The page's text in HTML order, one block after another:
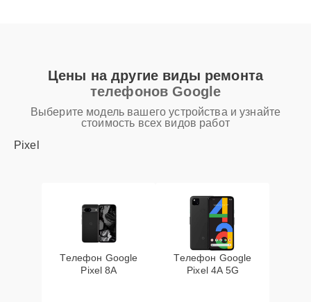
Цены на другие виды ремонта
телефонов Google
Выберите модель вашего устройства и узнайте
стоимость всех видов работ
Pixel
Телефон Google
Pixel 8A
Телефон Google
Pixel 4A 5G